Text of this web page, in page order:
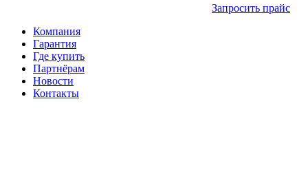
Запросить прайс
Компания
Гарантия
Где купить
Партнёрам
Новости
Контакты